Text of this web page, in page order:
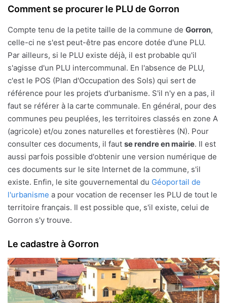
Comment se procurer le PLU de Gorron
Compte tenu de la petite taille de la commune de Gorron,
celle-ci ne s'est peut-être pas encore dotée d'une PLU.
Par ailleurs, si le PLU existe déjà, il est probable qu'il
s'agisse d'un PLU intercommunal. En l'absence de PLU,
c'est le POS (Plan d'Occupation des Sols) qui sert de
référence pour les projets d'urbanisme. S'il n'y en a pas, il
faut se référer à la carte communale. En général, pour des
communes peu peuplées, les territoires classés en zone A
(agricole) et/ou zones naturelles et forestières (N). Pour
consulter ces documents, il faut se rendre en mairie. Il est
aussi parfois possible d'obtenir une version numérique de
ces documents sur le site Internet de la commune, s'il
existe. Enfin, le site gouvernemental du Géoportail de
l'urbanisme a pour vocation de recenser les PLU de tout le
territoire français. Il est possible que, s'il existe, celui de
Gorron s'y trouve.
Le cadastre à Gorron